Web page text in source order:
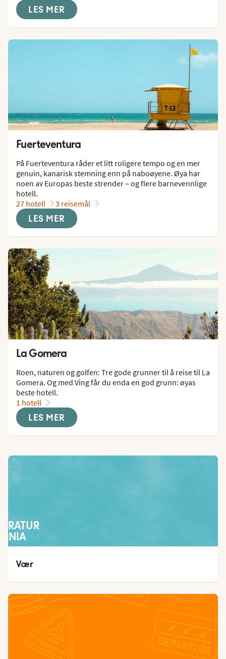
LES MER
Fuerteventura
På Fuerteventura råder et litt roligere tempo og en mer
genuin, kanarisk stemning enn på naboøyene. Øya har
noen av Europas beste strender – og flere barnevennlige
hotell.
27 hotell
3 reisemål
LES MER
La Gomera
Roen, naturen og golfen: Tre gode grunner til å reise til La
Gomera. Og med Ving får du enda en god grunn: øyas
beste hotell.
1 hotell
LES MER